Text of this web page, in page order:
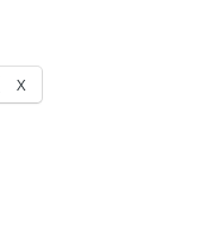
X